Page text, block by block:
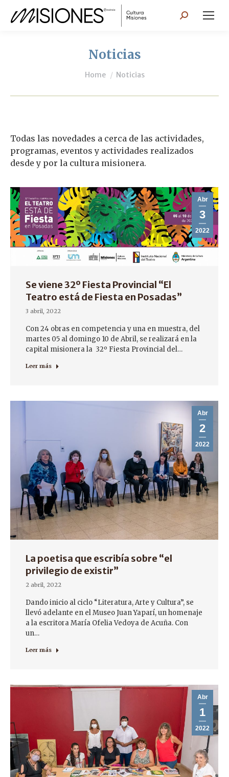
Search:
Noticias
You are here:
Home Noticias
Todas las novedades a cerca de las actividades,
programas, eventos y actividades realizados
desde y por la cultura misionera.
Abr
3
2022
Se viene 32º Fiesta Provincial “El
Teatro está de Fiesta en Posadas”
3 abril, 2022
Con 24 obras en competencia y una en muestra, del
martes 05 al domingo 10 de Abril, se realizará en la
capital misionera la 32º Fiesta Provincial del…
Leer más
Abr
2
2022
La poetisa que escribía sobre “el
privilegio de existir”
2 abril, 2022
Dando inicio al ciclo “Literatura, Arte y Cultura”, se
llevó adelante en el Museo Juan Yaparí, un homenaje
a la escritora María Ofelia Vedoya de Acuña. Con
un…
Leer más
Abr
1
2022